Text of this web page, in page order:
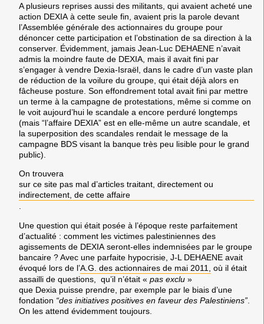
A plusieurs reprises aussi des militants, qui avaient acheté une
action DEXIA à cette seule fin, avaient pris la parole devant
l’Assemblée générale des actionnaires du groupe pour
dénoncer cette participation et l’obstination de sa direction à la
conserver. Évidemment, jamais Jean-Luc DEHAENE n’avait
admis la moindre faute de DEXIA , mais il avait fini par
s’engager à vendre Dexia-Israël , dans le cadre d’un vaste plan
de réduction de la voilure du groupe, qui était déjà alors en
fâcheuse posture. Son effondrement total avait fini par mettre
un terme à la campagne de protestations, même si comme on
le voit aujourd’hui le scandale a encore perduré longtemps
(mais “l’affaire DEXIA” est en elle-même un autre scandale, et
la superposition des scandales rendait le message de la
campagne BDS visant la banque très peu lisible pour le grand
public).
On trouvera
sur ce site pas mal d’articles traitant, directement ou
indirectement, de cette affaire
Une question qui était posée à l’époque reste parfaitement
d’actualité : comment les victimes palestiniennes des
agissements de DEXIA seront-elles indemnisées par le groupe
bancaire ? Avec une parfaite hypocrisie, J-L DEHAENE avait
évoqué lors de l’A.G. des actionnaires de mai 2011,
où il était
assailli de questions, qu’il n’était « pas exclu »
que Dexia puisse prendre, par exemple par le biais d’une
fondation “des initiatives positives en faveur des Palestiniens”
On les attend évidemment toujours.